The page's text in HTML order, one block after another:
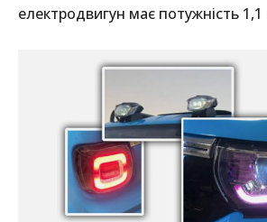
електродвигун має потужність 1,1